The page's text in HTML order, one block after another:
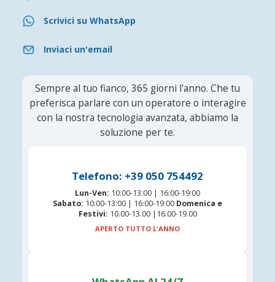
Scrivici su WhatsApp
Inviaci un'email
Sempre al tuo fianco, 365 giorni l'anno. Che tu
preferisca parlare con un operatore o interagire
con la nostra tecnologia avanzata, abbiamo la
soluzione per te.
Telefono: +39 050 754492
Lun-Ven: 10:00-13:00 | 16:00-19:00
Sabato: 10:00-13:00 | 16:00-19:00 Domenica e
Festivi: 10.00-13.00 |16.00-19.00
APERTO TUTTO L'ANNO